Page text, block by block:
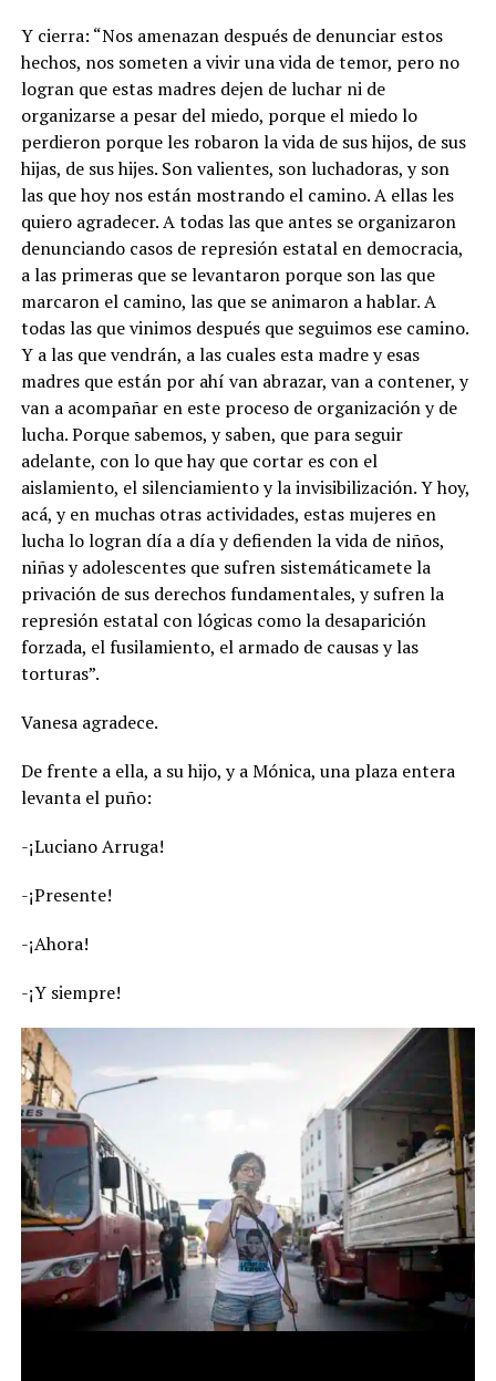
Y cierra: “Nos amenazan después de denunciar estos
hechos, nos someten a vivir una vida de temor, pero no
logran que estas madres dejen de luchar ni de
organizarse a pesar del miedo, porque el miedo lo
perdieron porque les robaron la vida de sus hijos, de sus
hijas, de sus hijes. Son valientes, son luchadoras, y son
las que hoy nos están mostrando el camino. A ellas les
quiero agradecer. A todas las que antes se organizaron
denunciando casos de represión estatal en democracia,
a las primeras que se levantaron porque son las que
marcaron el camino, las que se animaron a hablar. A
todas las que vinimos después que seguimos ese camino.
Y a las que vendrán, a las cuales esta madre y esas
madres que están por ahí van abrazar, van a contener, y
van a acompañar en este proceso de organización y de
lucha. Porque sabemos, y saben, que para seguir
adelante, con lo que hay que cortar es con el
aislamiento, el silenciamiento y la invisibilización. Y hoy,
acá, y en muchas otras actividades, estas mujeres en
lucha lo logran día a día y defienden la vida de niños,
niñas y adolescentes que sufren sistemáticamete la
privación de sus derechos fundamentales, y sufren la
represión estatal con lógicas como la desaparición
forzada, el fusilamiento, el armado de causas y las
torturas”.
Vanesa agradece.
De frente a ella, a su hijo, y a Mónica, una plaza entera
levanta el puño:
-¡Luciano Arruga!
-¡Presente!
-¡Ahora!
-¡Y siempre!